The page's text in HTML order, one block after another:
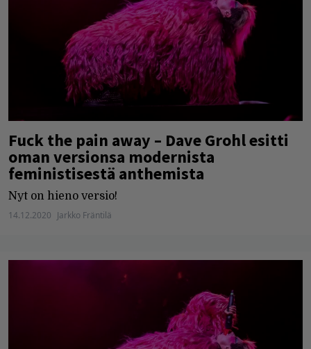
Fuck the pain away – Dave Grohl esitti
oman versionsa modernista
feministisestä anthemista
Nyt on hieno versio!
14.12.2020 Jarkko Fräntilä